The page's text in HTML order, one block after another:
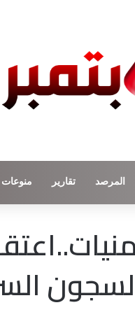
المرصد تقارير منوعات